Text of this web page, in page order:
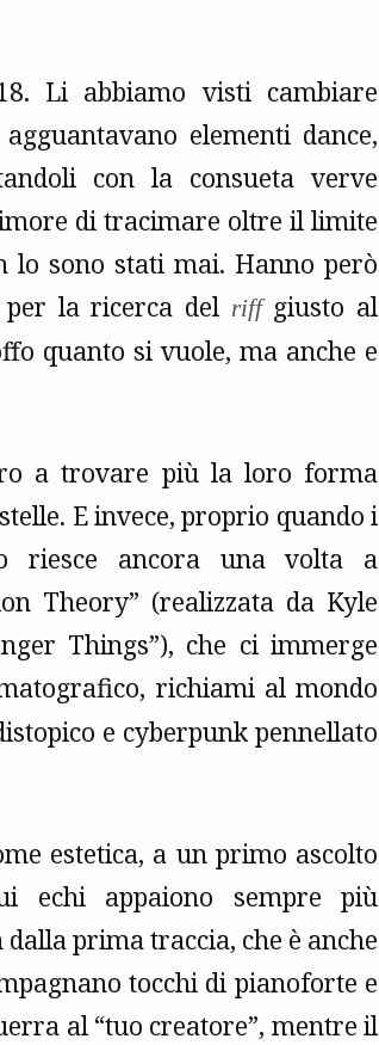
Li abbiamo visti cambiare
elementi dance,
con la consueta verve
di tracimare oltre il limite
sono stati mai. Hanno però
la ricerca del riffgiusto al
quanto si vuole, ma anche e
a trovare più la loro forma
E invece, proprio quando i
riesce ancora una volta a
Theory” (realizzata da Kyle
Things”), che ci immerge
richiami al mondo
e cyberpunk pennellato
estetica, a un primo ascolto
echi appaiono sempre più
prima traccia, che è anche
tocchi di pianoforte e
al “tuo creatore”, mentre il